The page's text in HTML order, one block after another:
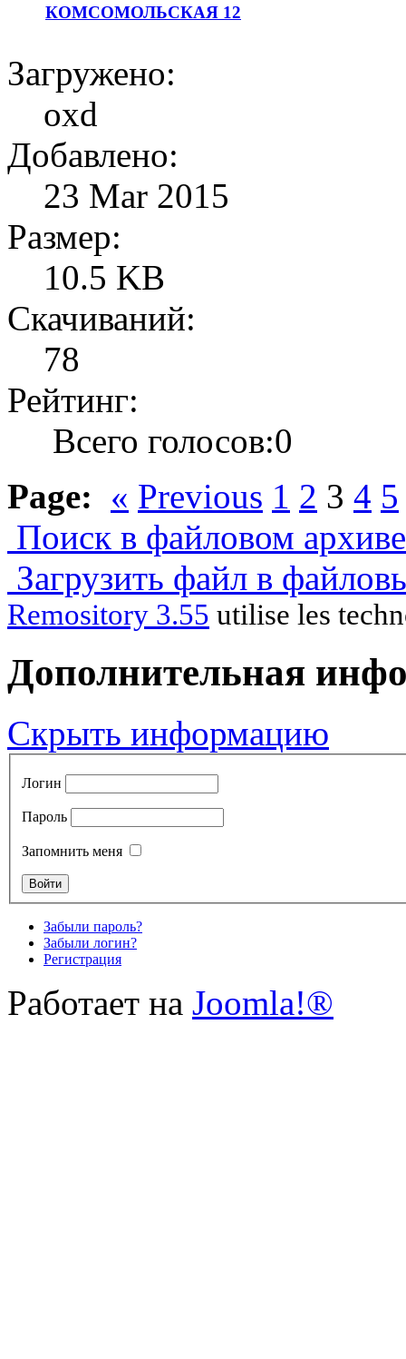
КОМСОМОЛЬСКАЯ 12
Загружено:
oxd
Добавлено:
23 Mar 2015
Размер:
10.5 KB
Скачиваний:
78
Рейтинг:
Всего голосов:0
Page: « Previous 1 2 3 4 5
Поиск в файловом
Загрузить файл в
Remository 3.55 utilise les
Дополнительная
Скрыть информацию
Логин
Пароль
Запомнить меня
Забыли пароль?
Забыли логин?
Регистрация
Работает на Joomla!®